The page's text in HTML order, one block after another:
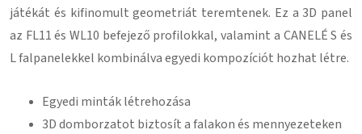
játékát és kifinomult geometriát teremtenek. Ez a 3D panel
az FL11 és WL10 befejező profilokkal, valamint a CANELÉ S és
L falpanelekkel kombinálva egyedi kompozíciót hozhat létre.
Egyedi minták létrehozása
3D domborzatot biztosít a falakon és mennyezeteken